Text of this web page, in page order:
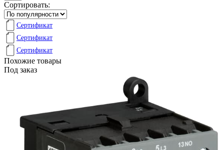
Сортировать:
Сертификат
Сертификат
Сертификат
Похожие товары
Под заказ